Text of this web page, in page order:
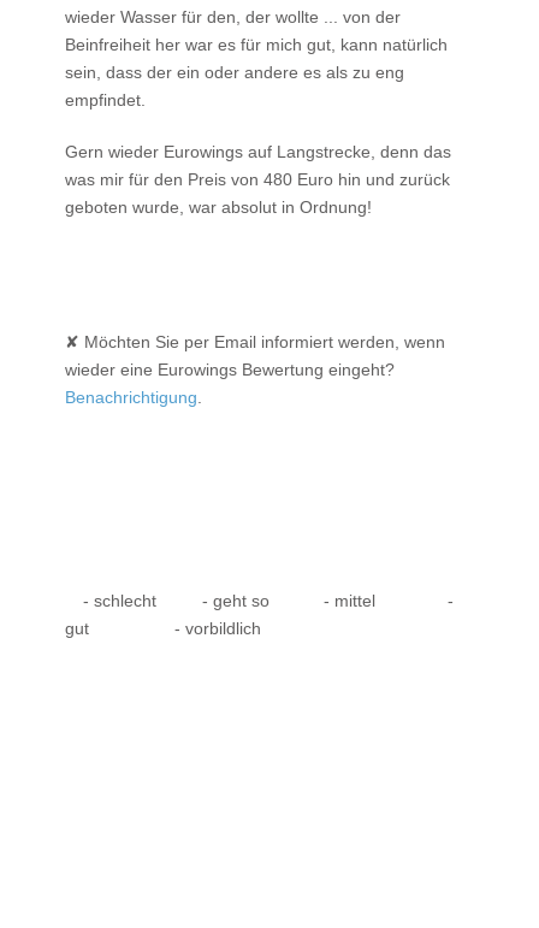
wieder Wasser für den, der wollte ... von der
Beinfreiheit her war es für mich gut, kann natürlich
sein, dass der ein oder andere es als zu eng
empfindet.
Gern wieder Eurowings auf Langstrecke, denn das
was mir für den Preis von 480 Euro hin und zurück
geboten wurde, war absolut in Ordnung!
✘ Möchten Sie per Email informiert werden, wenn
wieder eine Eurowings Bewertung eingeht?
Benachrichtigung
- schlecht - geht so - mittel
-
gut
- vorbildlich